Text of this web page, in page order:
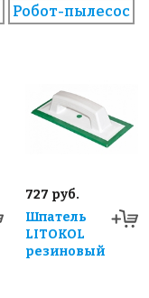
Робот-пылесос
727 руб.
Шпатель
LITOKOL
резиновый